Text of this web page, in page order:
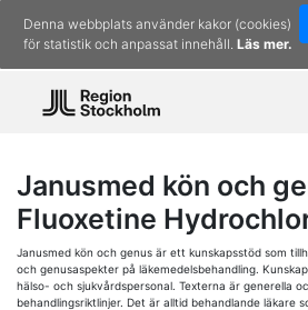
Denna webbplats använder kakor (cookies)
för statistik och anpassat innehåll. Läs mer.
Janusmed kön och
Fluoxetine
Janusmed kön och genus är ett kunskapsstöd som
och genusaspekter på läkemedelsbehandling.
hälso- och sjukvårdspersonal. Texterna är generella
behandlingsriktlinjer. Det är alltid behandlande läkare